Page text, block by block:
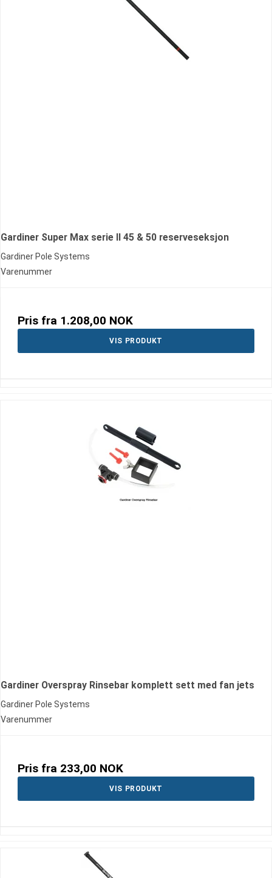
Gardiner Super Max serie II 45 & 50 reserveseksjon
Gardiner Pole Systems
Varenummer
Pris fra 1.208,00 NOK
VIS PRODUKT
Gardiner Overspray Rinsebar komplett sett med fan jets
Gardiner Pole Systems
Varenummer
Pris fra 233,00 NOK
VIS PRODUKT